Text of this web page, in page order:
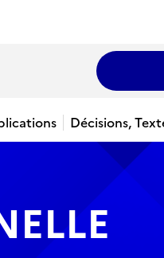
Décisions,